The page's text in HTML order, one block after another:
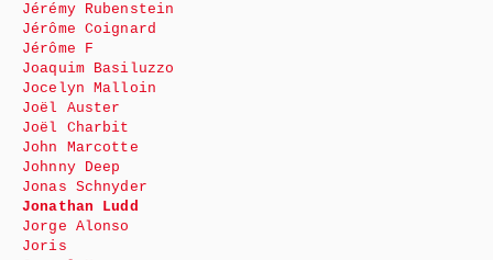
Jérémy Rubenstein
Jérôme Coignard
Jérôme F
Joaquim Basiluzzo
Jocelyn Malloin
Joël Auster
Joël Charbit
John Marcotte
Johnny Deep
Jonas Schnyder
Jonathan Ludd
Jorge Alonso
Joris